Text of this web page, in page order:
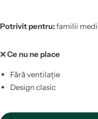
Potrivit pentru:familii
❌Ce nu ne place
Fără ventilație
Design clasic